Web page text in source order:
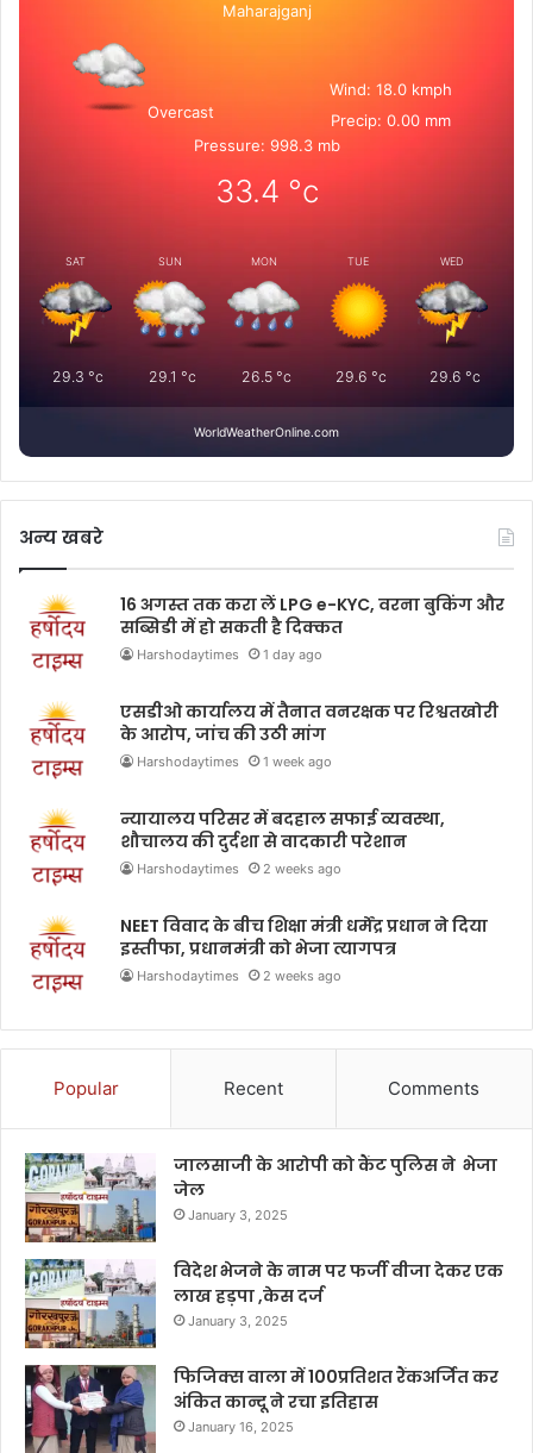
Maharajganj
Overcast
Wind: 18.0 kmph
Precip: 0.00 mm
Pressure: 998.3 mb
33.4 °c
SAT
29.3 °c
SUN
29.1 °c
MON
26.5°c
TUE
29.6 °c
WED
29.6 °c
WorldWeatherOnline.com
अन्य खबरे
16 अगस्त तक करा लें LPG e-KYC, वरना बुकिंग और
सब्सिडी में हो सकती है दिक्कत
Harshodaytimes 1 day ago
एसडीओ कार्यालय में तैनात वनरक्षक पर रिश्वतखोरी
के आरोप, जांच की उठी मांग
Harshodaytimes 1 week ago
न्यायालय परिसर में बदहाल सफाई व्यवस्था,
शौचालय की दुर्दशा से वादकारी परेशान
Harshodaytimes 2 weeks ago
NEET विवाद के बीच शिक्षा मंत्री धर्मेंद्र प्रधान ने दिया
इस्तीफा, प्रधानमंत्री को भेजा त्यागपत्र
Harshodaytimes 2 weeks ago
Popular Recent Comments
जालसाजी के आरोपी को कैंट पुलिस ने भेजा
जेल
January 3, 2025
विदेश भेजने के नाम पर फर्जी वीजा देकर एक
लाख हड़पा ,केस दर्ज
January 3, 2025
फिजिक्स वाला में 100प्रतिशत रैंकअर्जित कर
अंकित कान्दू ने रचा इतिहास
January 16, 2025